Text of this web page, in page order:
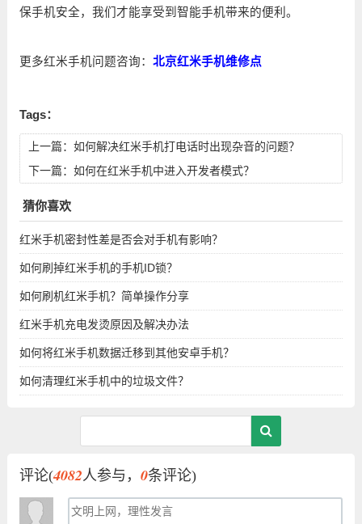
保手机安全，我们才能享受到智能手机带来的便利。
更多红米手机问题咨询： 北京红米手机维修点
Tags：
上一篇： 如何解决红米手机打电话时出现杂音的问题？
下一篇： 如何在红米手机中进入开发者模式？
猜你喜欢
红米手机密封性差是否会对手机有影响？
如何刷掉红米手机的手机ID锁？
如何刷机红米手机？简单操作分享
红米手机充电发烫原因及解决办法
如何将红米手机数据迁移到其他安卓手机？
如何清理红米手机中的垃圾文件？
评论(4082人参与， 0条评论)